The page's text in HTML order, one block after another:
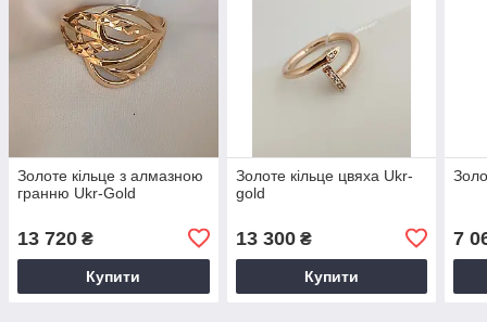
Золоте кільце з алмазною
гранню Ukr-Gold
13 720 ₴
Купити
Золоте кільце цвяха Ukr-
gold
13 300₴
Купити
7